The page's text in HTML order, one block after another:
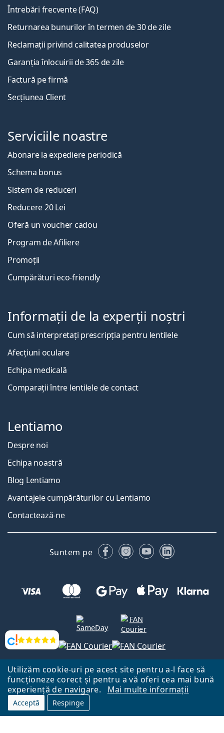
Utilizăm cookie-uri pe acest site pentru a-l face să
funcționeze corect și pentru a vă oferi cea mai bună
experiență de navigare.
Mai multe informații
Acceptă Respinge
Opinii
Întrebări frecvente (FAQ)
Returnarea bunurilor în termen de 30 de zile
Reclamații privind calitatea produselor
Garanția înlocuirii de 365 de zile
Factură pe firmă
Secțiunea Client
Serviciile noastre
Abonare la expediere periodică
Schema bonus
Sistem de reduceri
Reducere 20 Lei
Oferă un voucher cadou
Program de Afiliere
Promoții
Cumpărături eco-friendly
Informații de la experții noștri
Cum să interpretați prescripția pentru lentilele
Afecțiuni oculare
Echipa medicală
Comparații între lentilele de contact
Lentiamo
Despre noi
Echipa noastră
Blog Lentiamo
Avantajele cumpărăturilor cu Lentiamo
Contactează-ne
Suntem pe FacebookInstagram
YouTubeLinkedIn
Către Pagina Principală
Mai sus
Lentiamo.ro este deținut și operat de către Lentiamo s.r.o., Republica
Cehă
Aici pentru tine de 18 ani.